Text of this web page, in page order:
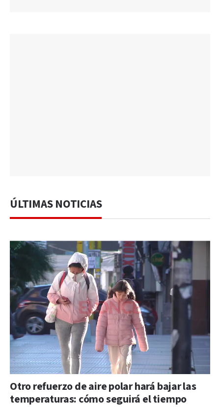
ÚLTIMAS NOTICIAS
Otro refuerzo de aire polar hará bajar las
temperaturas: cómo seguirá el tiempo